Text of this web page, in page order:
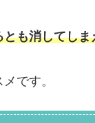
も消してし
です。